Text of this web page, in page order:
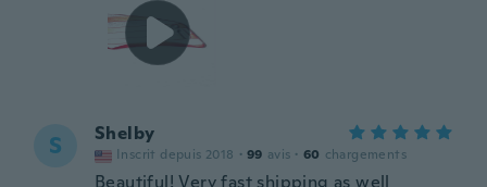
S Shelby
Inscrit depuis 2018 · 99 avis · 60 chargements
Beautiful! Very fast shipping as well